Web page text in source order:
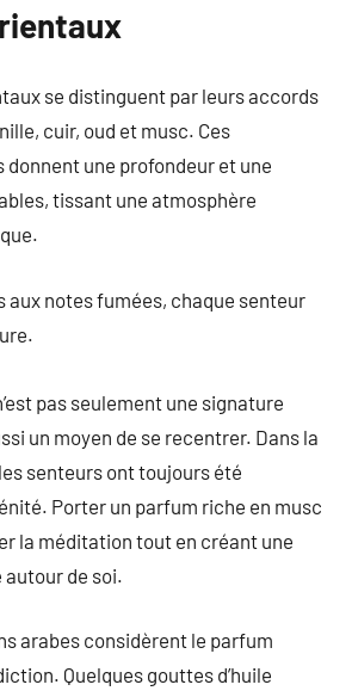
se distinguent par leurs accords
cuir, oud et musc. Ces
donnent une profondeur et une
tissant une atmosphère
aux notes fumées, chaque senteur
pas seulement une signature
un moyen de se recentrer. Dans la
senteurs ont toujours été
Porter un parfum riche en musc
la méditation tout en créant une
de soi.
arabes considèrent le parfum
Quelques gouttes d’huile